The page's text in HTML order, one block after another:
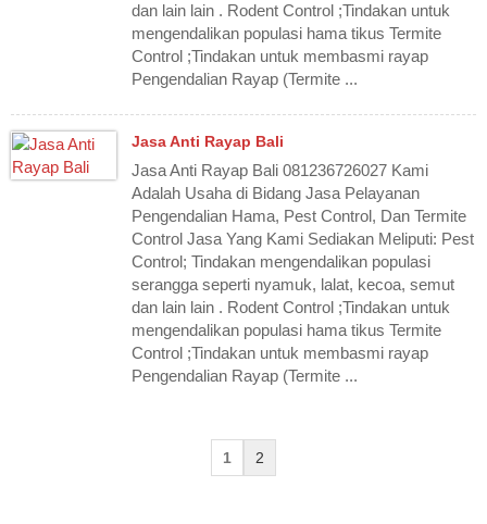
dan lain lain . Rodent Control ;Tindakan untuk
mengendalikan populasi hama tikus Termite
Control ;Tindakan untuk membasmi rayap
Pengendalian Rayap (Termite ...
Jasa Anti Rayap Bali
Jasa Anti Rayap Bali 081236726027 Kami
Adalah Usaha di Bidang Jasa Pelayanan
Pengendalian Hama, Pest Control, Dan Termite
Control Jasa Yang Kami Sediakan Meliputi: Pest
Control; Tindakan mengendalikan populasi
serangga seperti nyamuk, lalat, kecoa, semut
dan lain lain . Rodent Control ;Tindakan untuk
mengendalikan populasi hama tikus Termite
Control ;Tindakan untuk membasmi rayap
Pengendalian Rayap (Termite ...
1 2